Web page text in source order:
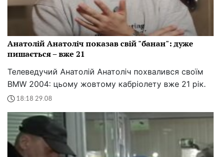
Анатолій Анатоліч показав свій "банан": дуже
пишається – вже 21
Телеведучий Анатолій Анатоліч похвалився своїм
BMW 2004: цьому жовтому кабріолету вже 21 рік.
18:18 29.08